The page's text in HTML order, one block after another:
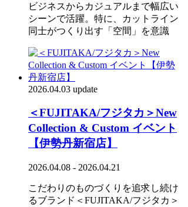
ビジネスからカジュアルまで幅広い
シーンで活躍。特に、カットライン
同士がつくり出す「空間」を意識
2026.04.03 update
＜FUJITAKA/フジタカ＞New
Collection & Custom イベント
【伊勢丹新宿店】
2026.04.08 - 2026.04.21
こだわりのものづくりを追求し続け
るブランド＜FUJITAKA/フジタカ＞